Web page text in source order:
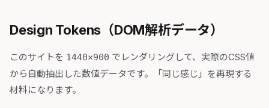
Design Tokens（DOM解析データ）
このサイトを 1440×900 でレンダリングして、実際のCSS値
から自動抽出した数値データです。「同じ感じ」を再現する
材料になります。